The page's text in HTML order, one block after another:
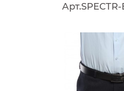
Арт.SPECTR-